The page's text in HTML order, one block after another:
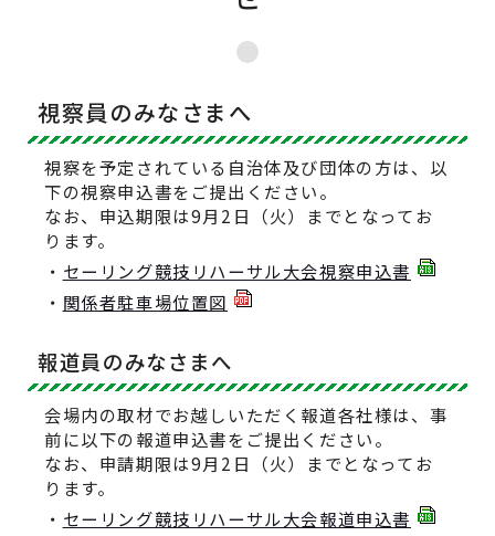
視察員のみなさまへ
視察を予定されている自治体及び団体の方は、以
下の視察申込書をご提出ください。
なお、申込期限は9月2日（火）までとなってお
ります。
・ セーリング競技リハーサル大会視察申込書
・ 関係者駐車場位置図
報道員のみなさまへ
会場内の取材でお越しいただく報道各社様は、事
前に以下の報道申込書をご提出ください。
なお、申請期限は9月2日（火）までとなってお
ります。
・ セーリング競技リハーサル大会報道申込書